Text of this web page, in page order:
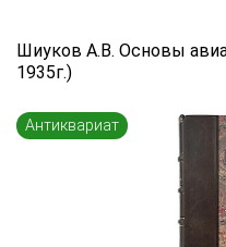
Шиуков А.В. Основы
1935г.)
Антиквариат